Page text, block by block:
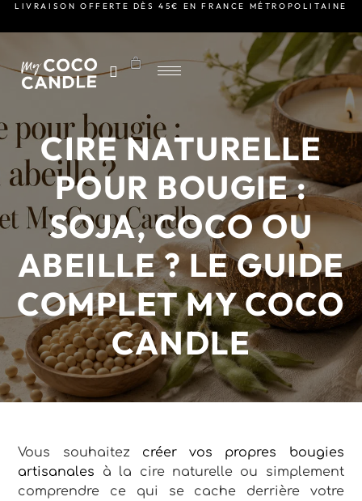
LIVRAISON OFFERTE DÈS 45€ EN FRANCE MÉTROPOLITAINE
CIRE NATURELLE
POUR BOUGIE :
SOJA, COCO OU
ABEILLE ? LE GUIDE
COMPLET MY COCO
CANDLE
Vous souhaitez créer vos propres bougies
artisanales à la cire naturelle ou simplement
comprendre ce qui se cache derrière votre